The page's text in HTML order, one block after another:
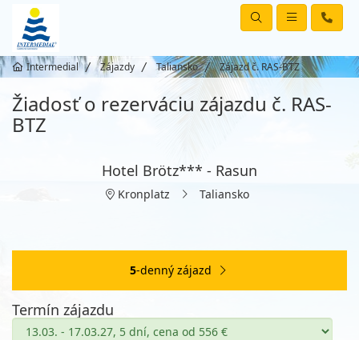
Intermedial Zájazdy Taliansko Zájazd č. RAS-BTZ
Žiadosť o rezerváciu zájazdu č. RAS-
BTZ
Hotel Brötz*** - Rasun
Kronplatz Taliansko
5-denný zájazd
Termín zájazdu